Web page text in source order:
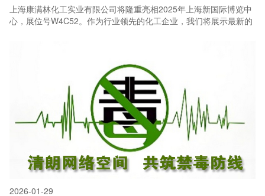
上海康满林化工实业有限公司将隆重亮相2025年上海新国际博览中
心，展位号W4C52。作为行业领先的化工企业，我们将展示最新的
2026-01-29